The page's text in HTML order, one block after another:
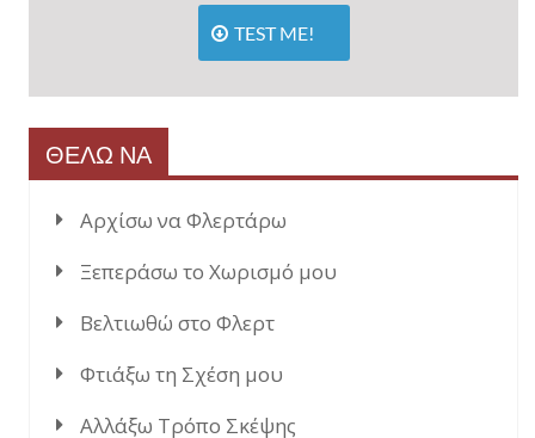
TEST ME!
ΘΕΛΩ ΝΑ
Αρχίσω να Φλερτάρω
Ξεπεράσω το Χωρισμό μου
Βελτιωθώ στο Φλερτ
Φτιάξω τη Σχέση μου
Αλλάξω Τρόπο Σκέψης